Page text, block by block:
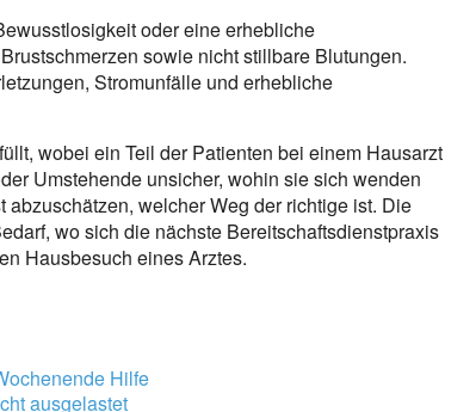
oder eine erhebliche
sowie nicht stillbare Blutungen.
Stromunfälle und erhebliche
wobei ein Teil der Patienten bei einem Hausarzt
Umstehende unsicher, wohin sie sich wenden
welcher Weg der richtige ist. Die
wo sich die nächste Bereitschaftsdienstpraxis
Hausbesuch eines Arztes.
Hilfe
ausgelastet